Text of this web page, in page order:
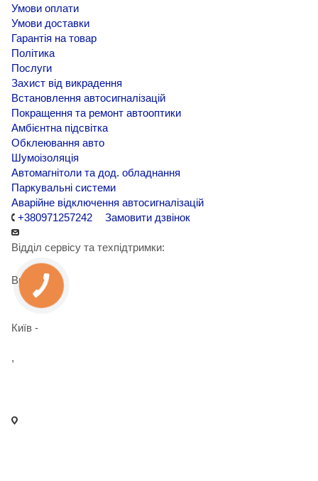
Умови оплати
Умови доставки
Гарантія на товар
Політика
Послуги
Захист від викрадення
Встановлення автосигналізацій
Покращення та ремонт автооптики
Амбієнтна підсвітка
Обклеювання авто
Шумоізоляція
Автомагнітоли та дод. обладнання
Паркувальні системи
Аварійне відключення автосигналізацій
+380971257242
Замовити дзвінок
Відділ сервісу та техпідтримки:
Вишневе -
+38 098 090 15 01
Київ -
,